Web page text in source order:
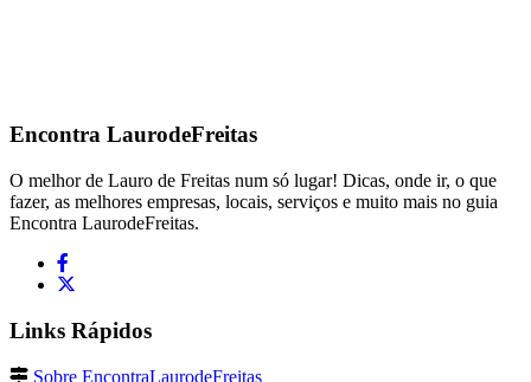
Encontra LaurodeFreitas
O melhor de Lauro de Freitas num só lugar! Dicas, onde ir, o que
fazer, as melhores empresas, locais, serviços e muito mais no guia
Encontra LaurodeFreitas.
Links Rápidos
Sobre EncontraLaurodeFreitas